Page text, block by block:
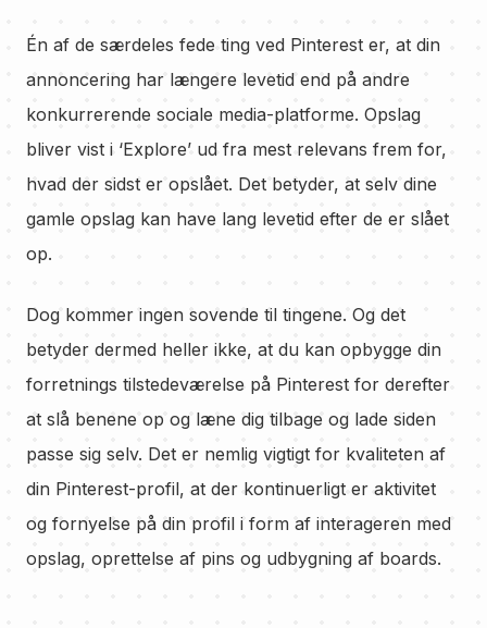
Én af de særdeles fede ting ved Pinterest er, at din
annoncering har længere levetid end på andre
konkurrerende sociale media-platforme. Opslag
bliver vist i ‘Explore’ ud fra mest relevans frem for,
hvad der sidst er opslået. Det betyder, at selv dine
gamle opslag kan have lang levetid efter de er slået
op.
Dog kommer ingen sovende til tingene. Og det
betyder dermed heller ikke, at du kan opbygge din
forretnings tilstedeværelse på Pinterest for derefter
at slå benene op og læne dig tilbage og lade siden
passe sig selv. Det er nemlig vigtigt for kvaliteten af
din Pinterest-profil, at der kontinuerligt er aktivitet
og fornyelse på din profil i form af interageren med
opslag, oprettelse af pins og udbygning af boards.